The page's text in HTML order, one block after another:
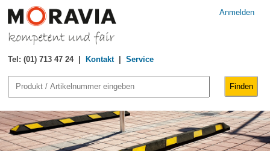
Tel: (01) 713 47 24 | Kontakt| Service
Anmelden